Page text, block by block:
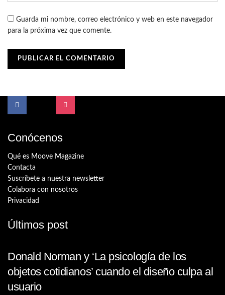
Guarda mi nombre, correo electrónico y web en este navegador
para la próxima vez que comente.
Conócenos
Qué es Moove Magazine
Contacta
Suscríbete a nuestra newsletter
Colabora con nosotros
Privacidad
Últimos post
Donald Norman y ‘La psicología de los
objetos cotidianos’ cuando el diseño culpa al
usuario